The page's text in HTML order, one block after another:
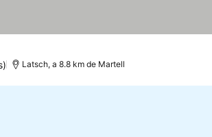
Latsch, a 8.8 km de Martell